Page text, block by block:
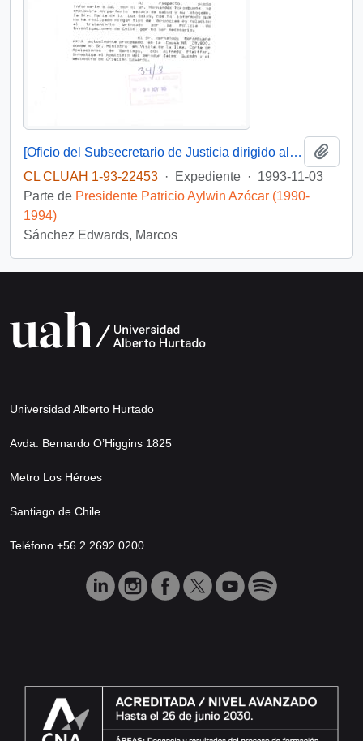
[Oficio del Subsecretario de Justicia dirigido al sr. Wilfried Telkamper, miembro del parlamento europeo]
CL CLUAH 1-93-22453 · Expediente · 1993-11-03
Parte de Presidente Patricio Aylwin Azócar (1990-
1994)
Sánchez Edwards, Marcos
Universidad Alberto Hurtado
Avda. Bernardo O’Higgins 1825
Metro Los Héroes
Santiago de Chile
Teléfono +56 2 2692 0200